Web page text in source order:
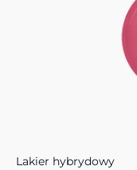
Lakier hybrydowy